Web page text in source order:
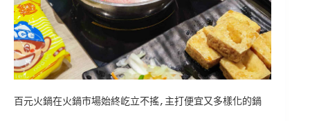
百元火鍋在火鍋市場始終屹立不搖,主打便宜又多樣化的鍋